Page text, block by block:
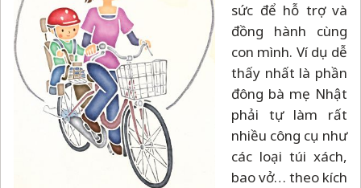
sức để hỗ trợ và
đồng hành cùng
con mình. Ví dụ dễ
thấy nhất là phần
đông bà mẹ Nhật
phải tự làm rất
nhiều công cụ như
các loại túi xách,
bao vở… theo kích